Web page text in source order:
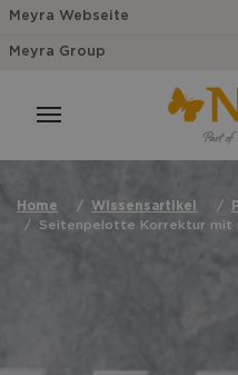
Meyra Webseite
Meyra Group
Home Wissensartikel
Seitenpelotte Korrektur mit